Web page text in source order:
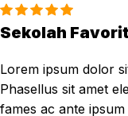
Sekolah
Lorem ipsum dolor
Phasellus sit amet
fames ac ante